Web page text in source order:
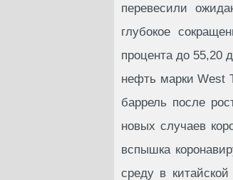
перевесили
глубокое
процента до 55,20
нефть марки West
баррель после
новых случаев
вспышка
среду в